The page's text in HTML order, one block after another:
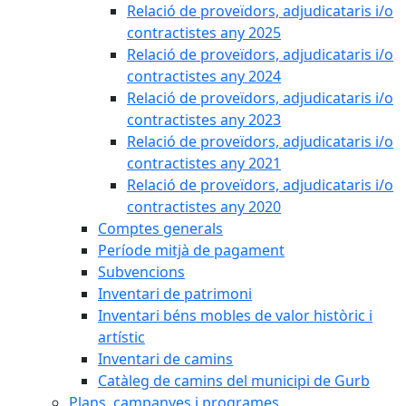
Relació de proveïdors, adjudicataris i/o
contractistes any 2025
Relació de proveïdors, adjudicataris i/o
contractistes any 2024
Relació de proveïdors, adjudicataris i/o
contractistes any 2023
Relació de proveïdors, adjudicataris i/o
contractistes any 2021
Relació de proveïdors, adjudicataris i/o
contractistes any 2020
Comptes generals
Període mitjà de pagament
Subvencions
Inventari de patrimoni
Inventari béns mobles de valor històric i
artístic
Inventari de camins
Catàleg de camins del municipi de Gurb